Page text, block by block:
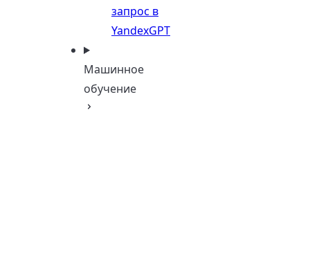
запрос в
YandexGPT
Машинное
обучение